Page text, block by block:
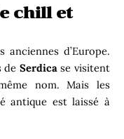
chill et
d’Europe.
de Serdicase visitent
nom. Mais les
antique est laissé à